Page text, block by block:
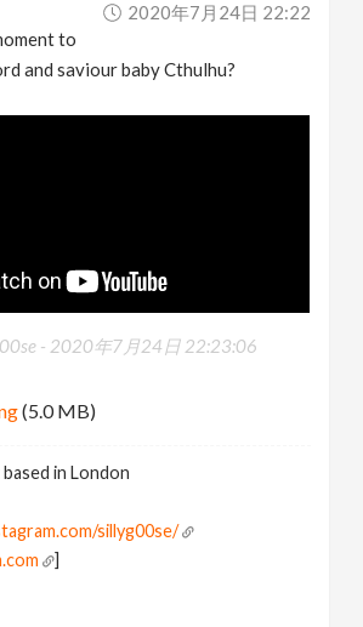
2020年7月24日 22:22
to
and saviour baby Cthulhu?
- 2020年7月24日 22:23:06
(5.0 MB)
in London
sillyg00se/
]